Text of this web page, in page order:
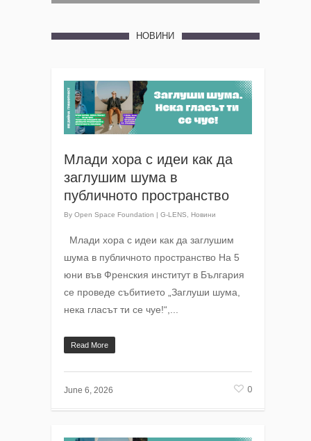
НОВИНИ
Млади хора с идеи как да
заглушим шума в
публичното пространство
By Open Space Foundation | G-LENS Новини
Млади хора с идеи как да заглушим
шума в публичното пространство На 5
юни във Френския институт в България
се проведе събитието „Заглуши шума,
нека гласът ти се чуе!“,...
Read More
June 6, 2026 0